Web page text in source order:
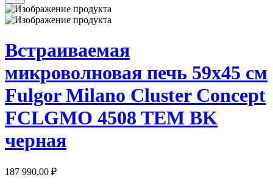
Встраиваемая
микроволновая печь 59х45 см
Fulgor Milano Cluster Concept
FCLGMO 4508 TEM BK
черная
187 990,00 ₽